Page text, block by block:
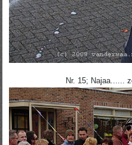
Nr. 15; Najaa......